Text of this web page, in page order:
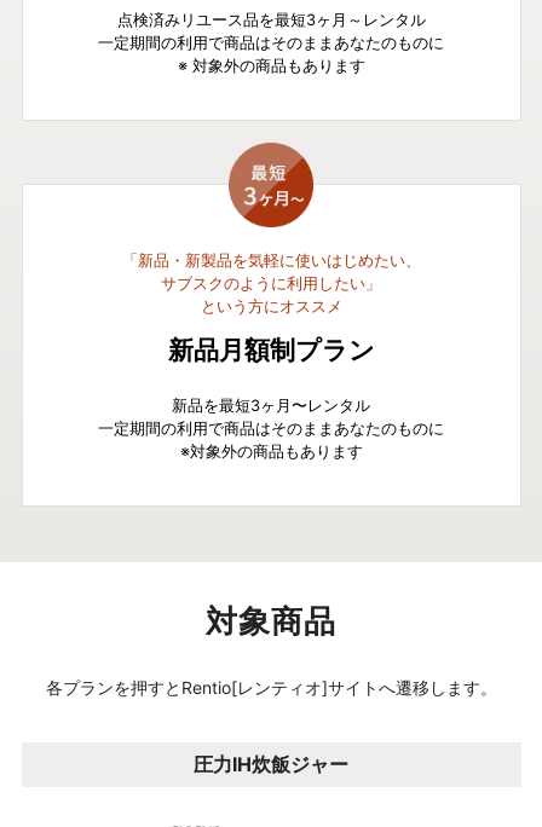
点検済みリユース品を最短3ヶ月～レンタル
一定期間の利用で商品はそのままあなたのものに
※ 対象外の商品もあります
「新品・新製品を気軽に使いはじめたい、
サブスクのように利用したい」
という方にオススメ
新品月額制プラン
新品を最短3ヶ月〜レンタル
一定期間の利用で商品はそのままあなたのものに
※対象外の商品もあります
対象商品
各プランを押すとRentio[レンティオ]サイトへ遷移します。
圧力IH炊飯ジャー